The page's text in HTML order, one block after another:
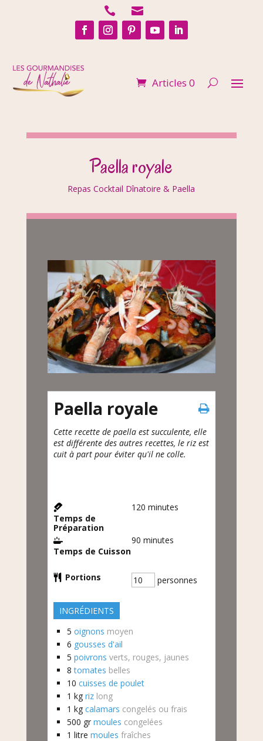
 
Articles 0
Paella royale
Repas Cocktail Dînatoire & Paella
Paella royale
Cette recette de paella est succulente, elle
est différente des autres recettes, le riz est
cuit à part pour éviter qu'il ne colle.
Temps de
Préparation
120 minutes
Temps de Cuisson
90 minutes
Portions personnes
INGRÉDIENTS
5 oignons moyen
6 gousses d'ail
5 poivrons verts, rouges, jaunes
8 tomates belles
10 cuisses de poulet
1 kg riz long
1 kg calamars congelés ou frais
500 gr moules congelées
1 litre moules fraîches